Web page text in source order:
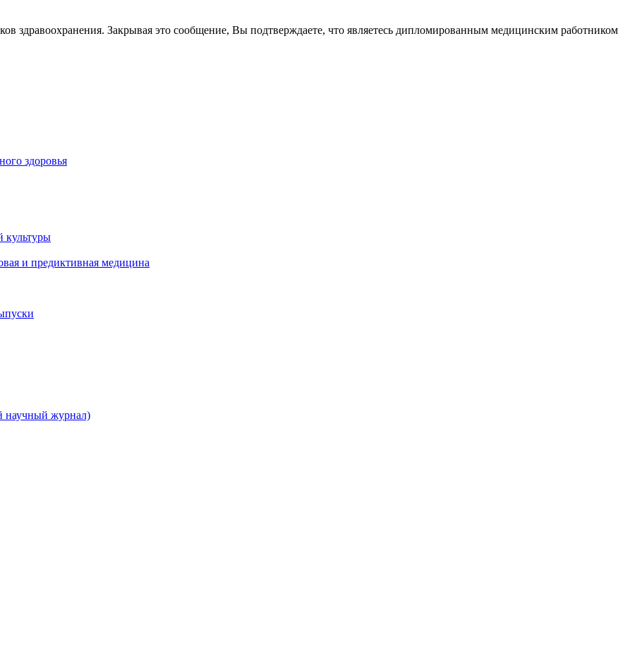
здравоохранения. Закрывая это сообщение, Вы подтверждаете, что являетесь дипломированным медицинским работником
здоровья
культуры
и предиктивная медицина
научный журнал)